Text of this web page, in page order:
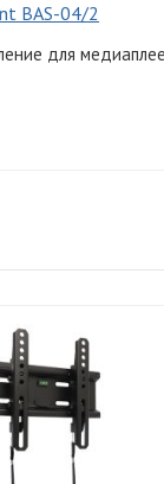
BAS-04/2
для